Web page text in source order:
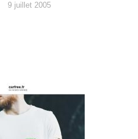
9 juillet 2005